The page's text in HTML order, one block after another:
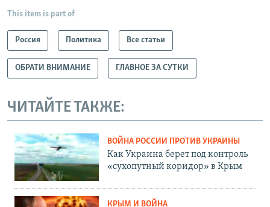
This item is part of
Россия Политика Все статьи
ОБРАТИ ВНИМАНИЕ ГЛАВНОЕ ЗА СУТКИ
ЧИТАЙТЕ ТАКЖЕ:
ВОЙНА РОССИИ ПРОТИВ УКРАИНЫ
Как Украина берет под контроль
«сухопутный коридор» в Крым
КРЫМ И ВОЙНА